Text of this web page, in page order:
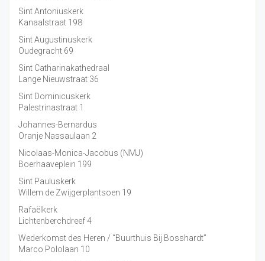
Sint Antoniuskerk
Kanaalstraat 198
Sint Augustinuskerk
Oudegracht 69
Sint Catharinakathedraal
Lange Nieuwstraat 36
Sint Dominicuskerk
Palestrinastraat 1
Johannes-Bernardus
Oranje Nassaulaan 2
Nicolaas-Monica-Jacobus (NMJ)
Boerhaaveplein 199
Sint Pauluskerk
Willem de Zwijgerplantsoen 19
Rafaëlkerk
Lichtenberchdreef 4
Wederkomst des Heren / “Buurthuis Bij Bosshardt”
Marco Pololaan 10